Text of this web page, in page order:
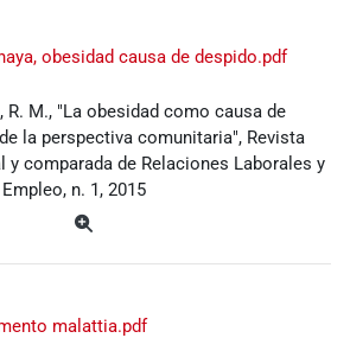
obesidad causa de despido.pdf
R. M., "La obesidad como causa de
la perspectiva comunitaria", Revista
y comparada de Relaciones Laborales y
n. 1, 2015
malattia.pdf